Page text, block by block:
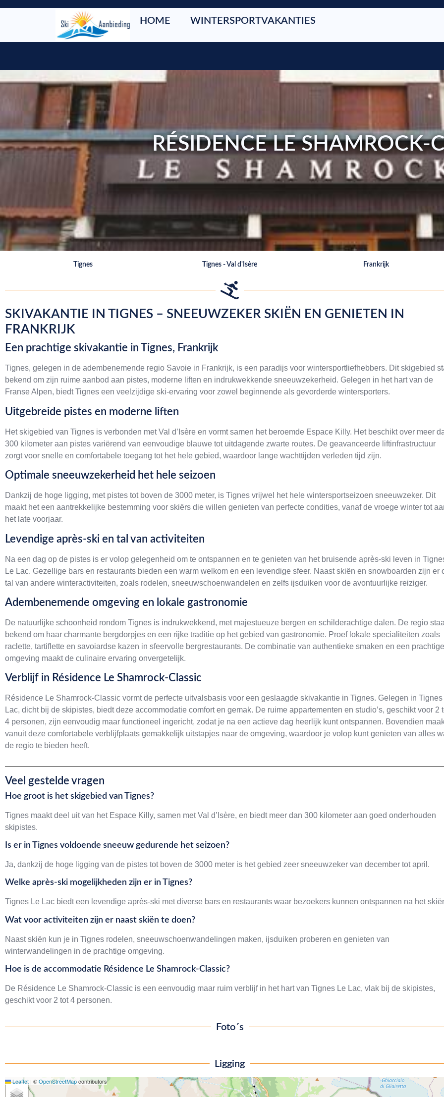
HOME WINTERSPORTVAKANTIES
RÉSIDENCE LE SHAMROCK-
Tignes Tignes - Val d'Isère Frankrijk
SKIVAKANTIE IN TIGNES – SNEEUWZEKER SKIËN EN GENIETEN IN
FRANKRIJK
Een prachtige skivakantie in Tignes, Frankrijk
Tignes, gelegen in de adembenemende regio Savoie in Frankrijk, is een paradijs voor wintersportliefhebbers. Dit skigebied
bekend om zijn ruime aanbod aan pistes, moderne liften en indrukwekkende sneeuwzekerheid. Gelegen in het hart van de
Franse Alpen, biedt Tignes een veelzijdige ski-ervaring voor zowel beginnende als gevorderde wintersporters.
Uitgebreide pistes en moderne liften
Het skigebied van Tignes is verbonden met Val d’Isère en vormt samen het beroemde Espace Killy. Het beschikt over meer
300 kilometer aan pistes variërend van eenvoudige blauwe tot uitdagende zwarte routes. De geavanceerde liftinfrastructuur
zorgt voor snelle en comfortabele toegang tot het hele gebied, waardoor lange wachttijden verleden tijd zijn.
Optimale sneeuwzekerheid het hele seizoen
Dankzij de hoge ligging, met pistes tot boven de 3000 meter, is Tignes vrijwel het hele wintersportseizoen sneeuwzeker. Dit
maakt het een aantrekkelijke bestemming voor skiërs die willen genieten van perfecte condities, vanaf de vroege winter tot
het late voorjaar.
Levendige après-ski en tal van activiteiten
Na een dag op de pistes is er volop gelegenheid om te ontspannen en te genieten van het bruisende après-ski leven in
Le Lac. Gezellige bars en restaurants bieden een warm welkom en een levendige sfeer. Naast skiën en snowboarden zijn er
tal van andere winteractiviteiten, zoals rodelen, sneeuwschoenwandelen en zelfs ijsduiken voor de avontuurlijke reiziger.
Adembenemende omgeving en lokale gastronomie
De natuurlijke schoonheid rondom Tignes is indrukwekkend, met majestueuze bergen en schilderachtige dalen. De regio
bekend om haar charmante bergdorpjes en een rijke traditie op het gebied van gastronomie. Proef lokale specialiteiten zoals
raclette, tartiflette en savoiardse kazen in sfeervolle bergrestaurants. De combinatie van authentieke smaken en een prachtige
omgeving maakt de culinaire ervaring onvergetelijk.
Verblijf in Résidence Le Shamrock-Classic
Résidence Le Shamrock-Classic vormt de perfecte uitvalsbasis voor een geslaagde skivakantie in Tignes. Gelegen in Tignes
Lac, dicht bij de skipistes, biedt deze accommodatie comfort en gemak. De ruime appartementen en studio’s, geschikt voor 2
4 personen, zijn eenvoudig maar functioneel ingericht, zodat je na een actieve dag heerlijk kunt ontspannen. Bovendien
vanuit deze comfortabele verblijfplaats gemakkelijk uitstapjes naar de omgeving, waardoor je volop kunt genieten van alles
de regio te bieden heeft.
Veel gestelde vragen
Hoe groot is het skigebied van Tignes?
Tignes maakt deel uit van het Espace Killy, samen met Val d’Isère, en biedt meer dan 300 kilometer aan goed onderhouden
skipistes.
Is er in Tignes voldoende sneeuw gedurende het seizoen?
Ja, dankzij de hoge ligging van de pistes tot boven de 3000 meter is het gebied zeer sneeuwzeker van december tot april.
Welke après-ski mogelijkheden zijn er in Tignes?
Tignes Le Lac biedt een levendige après-ski met diverse bars en restaurants waar bezoekers kunnen ontspannen na het
Wat voor activiteiten zijn er naast skiën te doen?
Naast skiën kun je in Tignes rodelen, sneeuwschoenwandelingen maken, ijsduiken proberen en genieten van
winterwandelingen in de prachtige omgeving.
Hoe is de accommodatie Résidence Le Shamrock-Classic?
De Résidence Le Shamrock-Classic is een eenvoudig maar ruim verblijf in het hart van Tignes Le Lac, vlak bij de skipistes,
geschikt voor 2 tot 4 personen.
Foto´s
Ligging
+
Leaflet | ©OpenStreetMapcontributors